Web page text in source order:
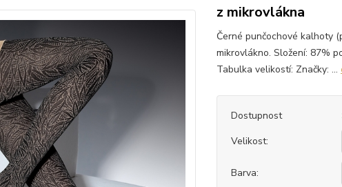
z mikrovlákna
Černé punčochové kalhoty
mikrovlákno. Složení: 87%
Tabulka velikostí: Značky: ...
Dostupnost
Velikost:
Barva: